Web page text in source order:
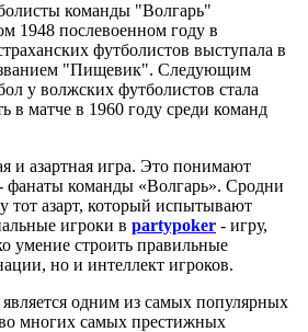
команды "Волгарь"
1948 послевоенном году в
футболистов выступала в
"Пищевик". Следующим
у волжских футболистов стала
в матче в 1960 году среди команд
и азартная игра. Это понимают
фанаты команды «Волгарь». Сродни
тот азарт, который испытывают
игроки в partypoker - игру,
умение строить правильные
но и интеллект игроков.
одним из самых популярных
многих самых престижных